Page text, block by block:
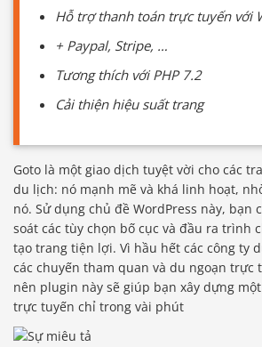
Hỗ trợ thanh toán trực tuyến với
+ Paypal, Stripe, …
Tương thích với PHP 7.2
Cải thiện hiệu suất trang
Goto là một giao dịch tuyệt vời cho các
du lịch: nó mạnh mẽ và khá linh hoạt,
nó. Sử dụng chủ đề WordPress này, bạn
soát các tùy chọn bố cục và đầu ra trình
tạo trang tiện lợi. Vì hầu hết các công ty
các chuyến tham quan và du ngoạn trực
nên plugin này sẽ giúp bạn xây dựng
trực tuyến chỉ trong vài phút